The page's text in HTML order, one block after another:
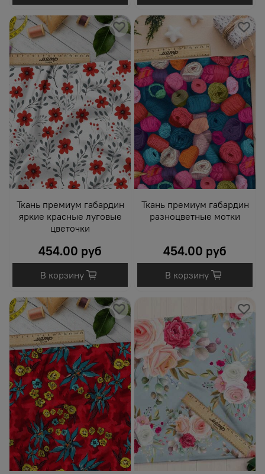
Ткань премиум габардин
яркие красные луговые
цветочки
454.00 руб
В корзину
Ткань премиум габардин
разноцветные мотки
454.00 руб
В корзину